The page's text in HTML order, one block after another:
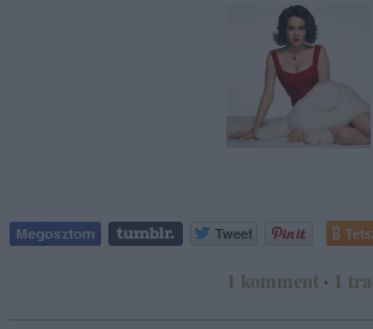
1 komment · 1